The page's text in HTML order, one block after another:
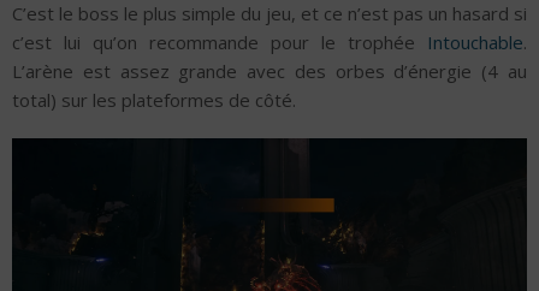
C’est le boss le plus simple du jeu, et ce n’est pas un hasard si
c’est lui qu’on recommande pour le trophée Intouchable.
L’arène est assez grande avec des orbes d’énergie (4 au
total) sur les plateformes de côté.